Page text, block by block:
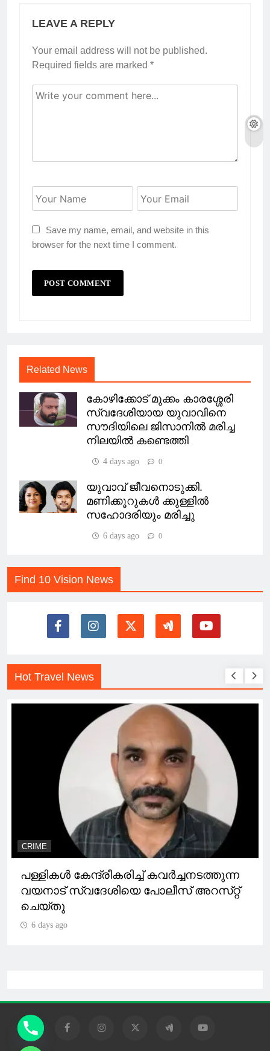
LEAVE A REPLY
Your email address will not be published.
Required fields are marked *
Save my name, email, and website in this
browser for the next time I comment.
Related News
കോഴിക്കോട് മുക്കം കാരശ്ശേരി
സ്വദേശിയായ യുവാവിനെ
സൗദിയിലെ ജിസാനിൽ മരിച്ച
നിലയിൽ കണ്ടെത്തി
4 days ago 0
യുവാവ് ജീവനൊടുക്കി.
മണിക്കൂറുകള്‍ ക്കുള്ളില്‍
സഹോദരിയും മരിച്ചു
6 days ago 0
Find 10 Vision News
Hot Travel News
CRIME
പള്ളികൾ കേന്ദ്രീകരിച്ച് കവർച്ചനടത്തുന്ന
വയനാട് സ്വദേശിയെ പോലീസ് അറസ്‌റ്റ്
ചെയ്തു
6 days ago